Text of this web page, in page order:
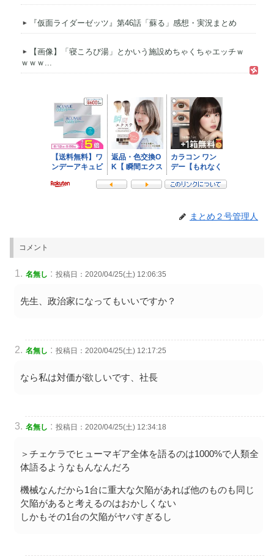
『仮面ライダーゼッツ』第46話「蘇る」感想・実況まとめ
【画像】「寝ころび湯」とかいう施設めちゃくちゃエッチｗ
ｗｗｗ...
まとめ２号管理人
コメント
名無し : 投稿日：2020/04/25(土) 12:06:35
先生、政治家になってもいいですか？
名無し : 投稿日：2020/04/25(土) 12:17:25
なら私は対価が欲しいです、社長
名無し : 投稿日：2020/04/25(土) 12:34:18
＞チェケラでヒューマギア全体を語るのは1000%で人類全
体語るようなもんなんだろ
機械なんだから1台に重大な欠陥があれば他のものも同じ
欠陥があると考えるのはおかしくない
しかもその1台の欠陥がヤバすぎるし